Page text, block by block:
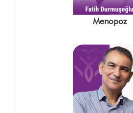
Menopoz